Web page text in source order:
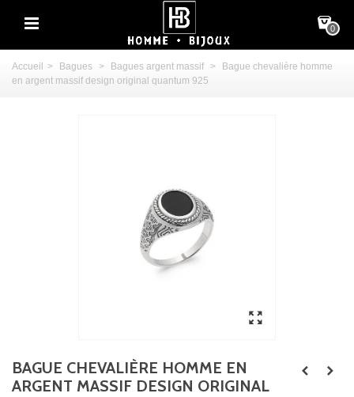
0
Accueil > Bagues > Bagues argent massif >
Bague chevalière homme
en argent massif design original quantum 925
BAGUE CHEVALIÈRE HOMME EN
ARGENT MASSIF DESIGN ORIGINAL